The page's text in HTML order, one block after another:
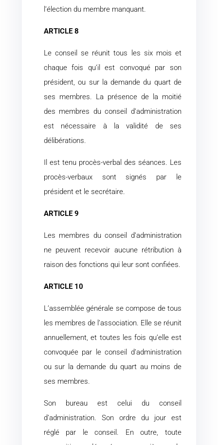
l’élection du membre manquant.
ARTICLE 8
Le conseil se réunit tous les six mois et
chaque fois qu’il est convoqué par son
président, ou sur la demande du quart de
ses membres. La présence de la moitié
des membres du conseil d’administration
est nécessaire à la validité de ses
délibérations.
Il est tenu procès-verbal des séances. Les
procès-verbaux sont signés par le
président et le secrétaire.
ARTICLE 9
Les membres du conseil d’administration
ne peuvent recevoir aucune rétribution à
raison des fonctions qui leur sont confiées.
ARTICLE 10
L’assemblée générale se compose de tous
les membres de l’association. Elle se réunit
annuellement, et toutes les fois qu’elle est
convoquée par le conseil d’administration
ou sur la demande du quart au moins de
ses membres.
Son bureau est celui du conseil
d’administration. Son ordre du jour est
réglé par le conseil. En outre, toute